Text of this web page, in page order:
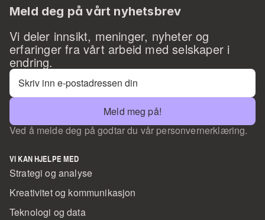
Meld deg på vårt nyhetsbrev
Vi deler innsikt, meninger, nyheter og
erfaringer fra vårt arbeid med selskaper i
endring.
Meld meg på!
Ved å melde deg på godtar du vår personvernerklæring.
VI KAN HJELPE MED
Strategi og analyse
Kreativitet og kommunikasjon
Teknologi og data